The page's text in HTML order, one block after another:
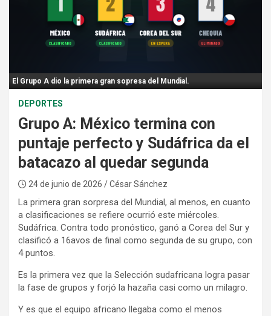
El Grupo A dio la primera gran sopresa del Mundial.
DEPORTES
Grupo A: México termina con
puntaje perfecto y Sudáfrica da el
batacazo al quedar segunda
24 de junio de 2026 / César Sánchez
La primera gran sorpresa del Mundial, al menos, en cuanto
a clasificaciones se refiere ocurrió este miércoles.
Sudáfrica. Contra todo pronóstico, ganó a Corea del Sur y
clasificó a 16avos de final como segunda de su grupo, con
4 puntos.
Es la primera vez que la Selección sudafricana logra pasar
la fase de grupos y forjó la hazaña casi como un milagro.
Y es que el equipo africano llegaba como el menos